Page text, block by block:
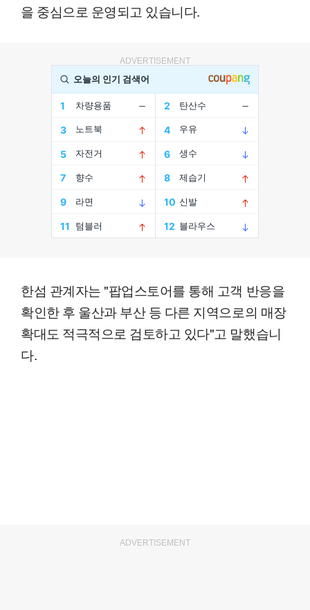
을 중심으로 운영되고 있습니다.
ADVERTISEMENT
한섬 관계자는 "팝업스토어를 통해 고객 반응을
확인한 후 울산과 부산 등 다른 지역으로의 매장
확대도 적극적으로 검토하고 있다"고 말했습니
다.
ADVERTISEMENT